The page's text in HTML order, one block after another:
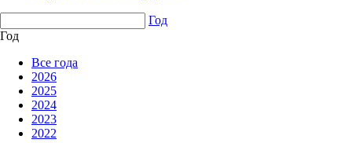
Год
Год
Все года
2026
2025
2024
2023
2022